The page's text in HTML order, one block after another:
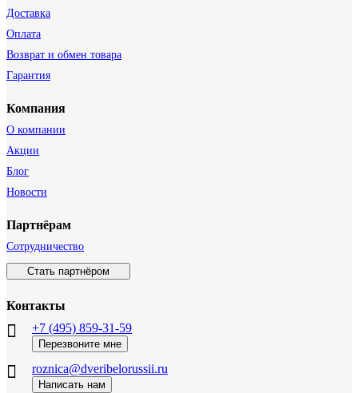
Доставка
Оплата
Возврат и обмен товара
Гарантия
Компания
О компании
Акции
Блог
Новости
Партнёрам
Сотрудничество
Стать партнёром
Контакты
+7 (495) 859-31-59
Перезвоните мне
roznica@dveribelorussii.ru
Написать нам